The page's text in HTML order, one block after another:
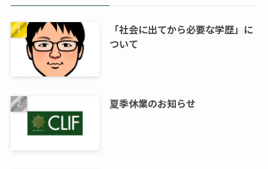
「社会に出てから必要な学歴」に
ついて
夏季休業のお知らせ